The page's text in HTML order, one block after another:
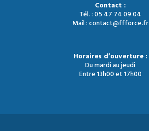
Contact :
Tél. : 05 47 74 09 04
Mail : contact@ffforce.fr
Horaires d’ouverture :
Du mardi au jeudi
Entre 13h00 et 17h00